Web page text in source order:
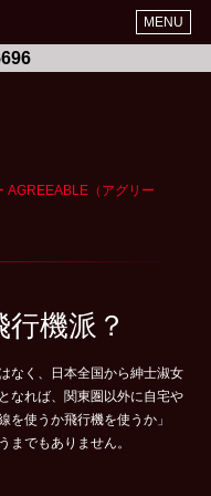
MENU
AGREEABLE（アグリー
機派？
なく、日本全国から紳士淑女
なれば、関東圏以外に自宅や
を使うか飛行機を使うか」
までもありません。